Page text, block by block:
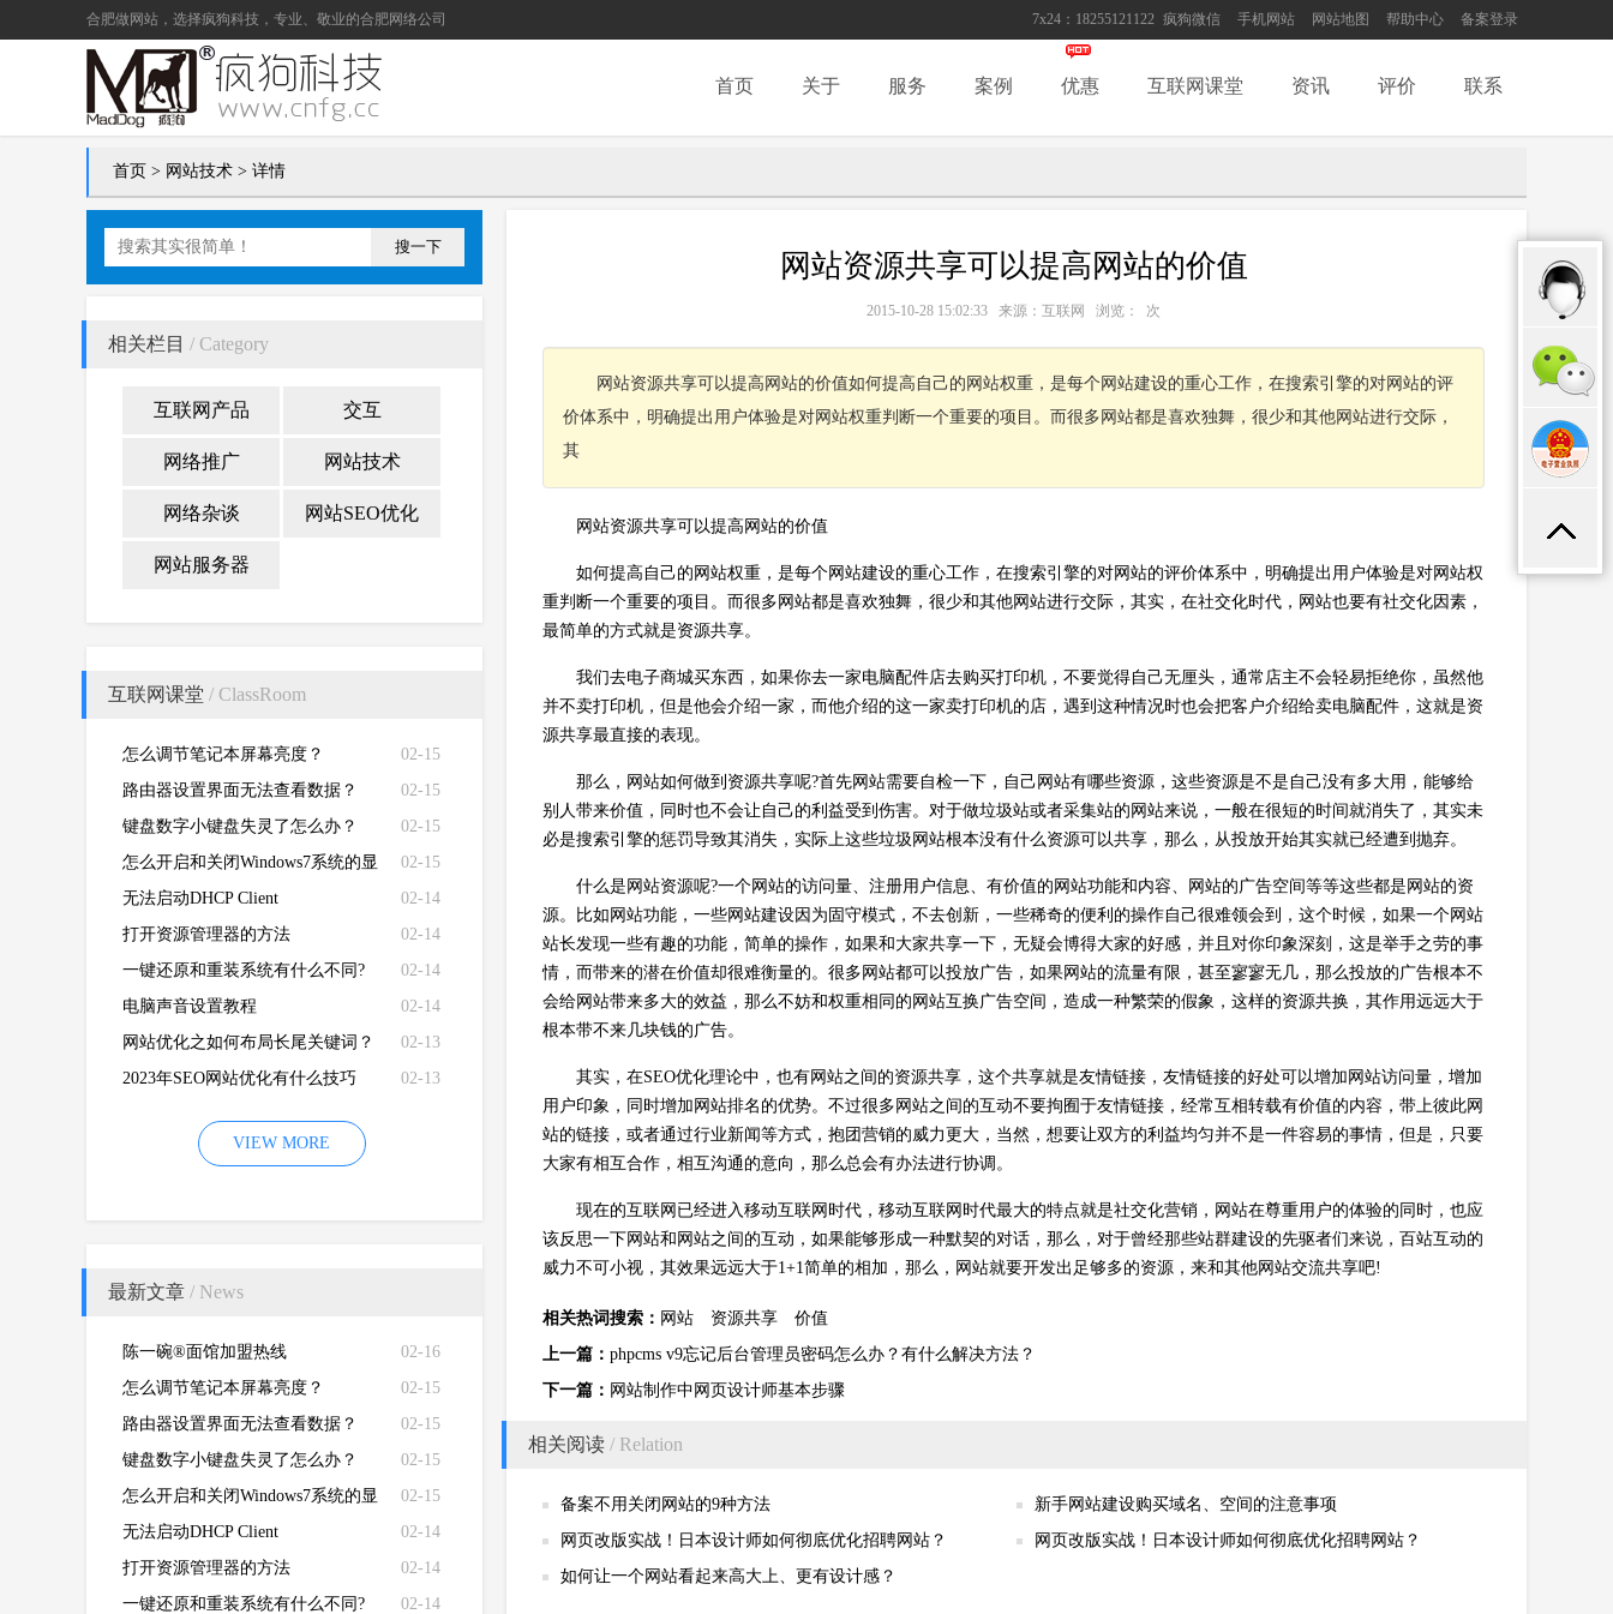
7x24：18255121122 疯狗微信 手机网站 网站地图 帮助中心 备案登录
合肥做网站 ，选择疯狗科技，专业、敬业的合肥网络公司
首页 关于 服务 案例 优惠 互联网课堂 资讯 评价 联系
首页 > 网站技术 > 详情
搜一下
相关栏目 / Category
互联网产品 交互
网络推广 网站技术
网络杂谈 网站SEO优化
网站服务器
互联网课堂 / ClassRoom
02-15
怎么调节笔记本屏幕亮度？
02-15
路由器设置界面无法查看数据？
02-15
键盘数字小键盘失灵了怎么办？
02-15
怎么开启和关闭Windows7系统的显
卡硬件加速功能
02-14
无法启动DHCP Client
02-14
打开资源管理器的方法
02-14
一键还原和重装系统有什么不同?
02-14
电脑声音设置教程
02-13
网站优化之如何布局长尾关键词？
02-13
2023年SEO网站优化有什么技巧
VIEW MORE
最新文章 / News
02-16
陈一碗®面馆加盟热线
02-15
怎么调节笔记本屏幕亮度？
02-15
路由器设置界面无法查看数据？
02-15
键盘数字小键盘失灵了怎么办？
02-15
怎么开启和关闭Windows7系统的显
卡硬件加速功能
02-14
无法启动DHCP Client
02-14
打开资源管理器的方法
02-14
一键还原和重装系统有什么不同?
网站资源共享可以提高网站的价值
2015-10-28 15:02:33 来源：互联网 浏览： 次
网站资源共享可以提高网站的价值如何提高自己的网站权重，是每个网站建设的重心工作，在搜索引擎的对网站的评
价体系中，明确提出用户体验是对网站权重判断一个重要的项目。而很多网站都是喜欢独舞，很少和其他网站进行交际，
其
网站资源共享可以提高网站的价值
如何提高自己的网站权重，是每个网站建设的重心工作，在搜索引擎的对网站的评价体系中，明确提出用户体验是对网站权
重判断一个重要的项目。而很多网站都是喜欢独舞，很少和其他网站进行交际，其实，在社交化时代，网站也要有社交化因素，
最简单的方式就是资源共享。
我们去电子商城买东西，如果你去一家电脑配件店去购买打印机，不要觉得自己无厘头，通常店主不会轻易拒绝你，虽然他
并不卖打印机，但是他会介绍一家，而他介绍的这一家卖打印机的店，遇到这种情况时也会把客户介绍给卖电脑配件，这就是资
源共享最直接的表现。
那么，网站如何做到资源共享呢?首先网站需要自检一下，自己网站有哪些资源，这些资源是不是自己没有多大用，能够给
别人带来价值，同时也不会让自己的利益受到伤害。对于做垃圾站或者采集站的网站来说，一般在很短的时间就消失了，其实未
必是搜索引擎的惩罚导致其消失，实际上这些垃圾网站根本没有什么资源可以共享，那么，从投放开始其实就已经遭到抛弃。
什么是网站资源呢?一个网站的访问量、注册用户信息、有价值的网站功能和内容、网站的广告空间等等这些都是网站的资
源。比如网站功能，一些网站建设因为固守模式，不去创新，一些稀奇的便利的操作自己很难领会到，这个时候，如果一个网站
站长发现一些有趣的功能，简单的操作，如果和大家共享一下，无疑会博得大家的好感，并且对你印象深刻，这是举手之劳的事
情，而带来的潜在价值却很难衡量的。很多网站都可以投放广告，如果网站的流量有限，甚至寥寥无几，那么投放的广告根本不
会给网站带来多大的效益，那么不妨和权重相同的网站互换广告空间，造成一种繁荣的假象，这样的资源共换，其作用远远大于
根本带不来几块钱的广告。
其实，在SEO优化理论中，也有网站之间的资源共享，这个共享就是友情链接，友情链接的好处可以增加网站访问量，增加
用户印象，同时增加网站排名的优势。不过很多网站之间的互动不要拘囿于友情链接，经常互相转载有价值的内容，带上彼此网
站的链接，或者通过行业新闻等方式，抱团营销的威力更大，当然，想要让双方的利益均匀并不是一件容易的事情，但是，只要
大家有相互合作，相互沟通的意向，那么总会有办法进行协调。
现在的互联网已经进入移动互联网时代，移动互联网时代最大的特点就是社交化营销，网站在尊重用户的体验的同时，也应
该反思一下网站和网站之间的互动，如果能够形成一种默契的对话，那么，对于曾经那些站群建设的先驱者们来说，百站互动的
威力不可小视，其效果远远大于1+1简单的相加，那么，网站就要开发出足够多的资源，来和其他网站交流共享吧!
相关热词搜索： 网站 资源共享
价值
上一篇： phpcms v9忘记后台管理员密码怎么办？有什么解决方法？
下一篇： 网站制作中网页设计师基本步骤
相关阅读 / Relation
备案不用关闭网站的9种方法
新手网站建设购买域名、空间的注意事项
网页改版实战！日本设计师如何彻底优化招聘网站？
网页改版实战！日本设计师如何彻底优化招聘网站？
如何让一个网站看起来高大上、更有设计感？